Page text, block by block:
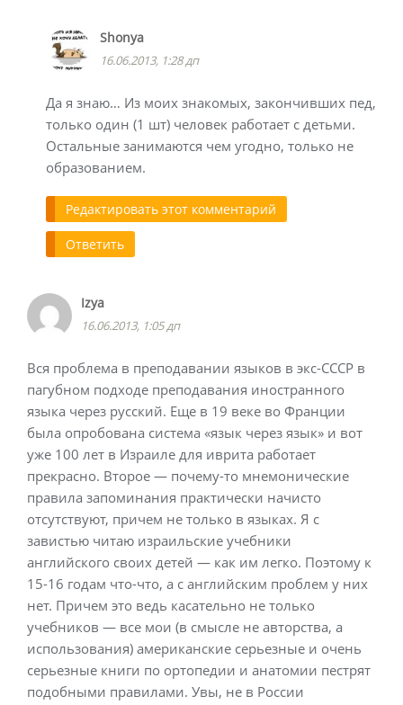
Shonya
16.06.2013, 1:28 дп
Да я знаю… Из моих знакомых, закончивших пед,
только один (1 шт) человек работает с детьми.
Остальные занимаются чем угодно, только не
образованием.
Редактировать этот комментарий
Ответить
Izya
16.06.2013, 1:05 дп
Вся проблема в преподавании языков в экс-СССР в
пагубном подходе преподавания иностранного
языка через русский. Еще в 19 веке во Франции
была опробована система «язык через язык» и вот
уже 100 лет в Израиле для иврита работает
прекрасно. Второе — почему-то мнемонические
правила запоминания практически начисто
отсутствуют, причем не только в языках. Я с
завистью читаю израильские учебники
английского своих детей — как им легко. Поэтому к
15-16 годам что-что, а с английским проблем у них
нет. Причем это ведь касательно не только
учебников — все мои (в смысле не авторства, а
использования) американские серьезные и очень
серьезные книги по ортопедии и анатомии пестрят
подобными правилами. Увы, не в России